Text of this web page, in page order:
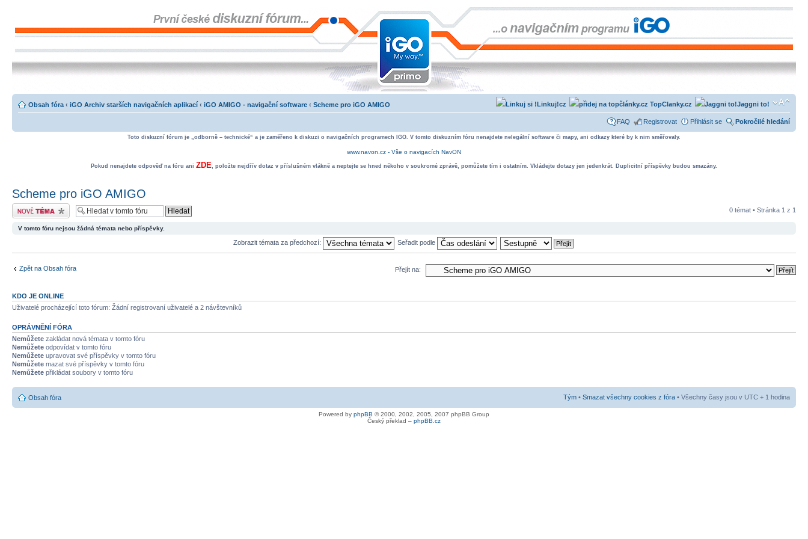
Obsah fóra ‹ iGO Archiv starších navigačních aplikací ‹ iGO AMIGO - navigační software ‹ Scheme pro iGO AMIGO Jaggni to!
TopClanky.cz
Linkuj!cz
FAQ Registrovat Přihlásit se Pokročilé hledání
Toto diskuzní fórum je „odborně – technické“ a je zaměřeno k diskuzi o navigačních programech IGO. V tomto diskuzním fóru nenajdete nelegální software či mapy, ani odkazy které by k nim směřovaly.
www.navon.cz - Vše o navigacích NavON
Pokud nenajdete odpověď na fóru ani ZDE, položte nejdřív dotaz v příslušném vlákně a neptejte se hned někoho v soukromé zprávě, pomůžete tím i ostatním. Vkládejte dotazy jen jedenkrát. Duplicitní příspěvky budou smazány.
Scheme pro iGO AMIGO
Odeslat nové téma 0 témat • Stránka 1 z 1
V tomto fóru nejsou žádná témata nebo příspěvky.
Zobrazit témata za předchozí: Seřadit podle
Zpět na Obsah fóra Přejít na:
KDO JE ONLINE
Uživatelé procházející toto fórum: Žádní registrovaní uživatelé a 2 návštevníků
OPRÁVNĚNÍ FÓRA
Nemůžete zakládat nová témata v tomto fóru
Nemůžete odpovídat v tomto fóru
Nemůžete upravovat své příspěvky v tomto fóru
Nemůžete mazat své příspěvky v tomto fóru
Nemůžete přikládat soubory v tomto fóru
Obsah fóra Tým • Smazat všechny cookies z fóra • Všechny časy jsou v UTC + 1 hodina
Powered by phpBB © 2000, 2002, 2005, 2007 phpBB Group
Český překlad – phpBB.cz